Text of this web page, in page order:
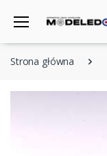
Strona główna